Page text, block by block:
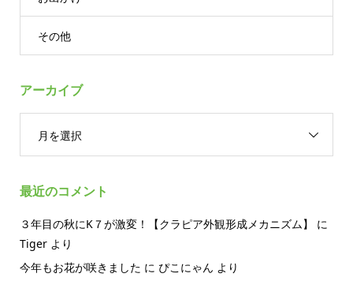
その他
アーカイブ
月を選択
最近のコメント
３年目の秋にK７が激変！【クラピア外観形成メカニズム】
に
Tigerより
今年もお花が咲きました に ぴこにゃん より